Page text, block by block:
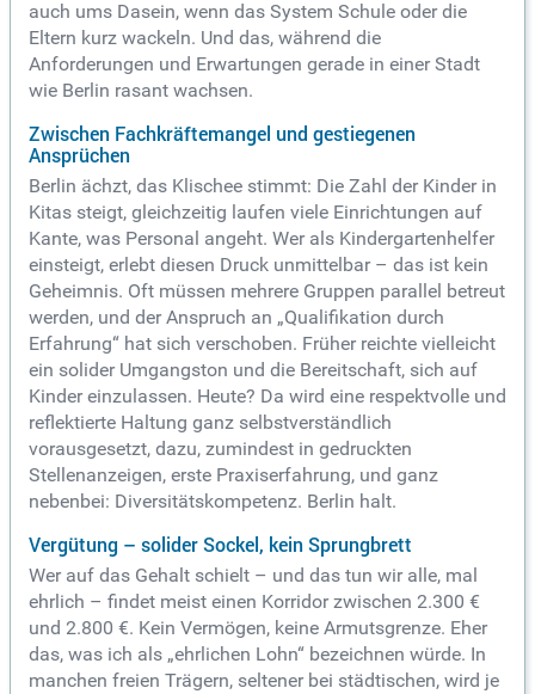
auch ums Dasein, wenn das System Schule oder die
Eltern kurz wackeln. Und das, während die
Anforderungen und Erwartungen gerade in einer Stadt
wie Berlin rasant wachsen.
Zwischen Fachkräftemangel und gestiegenen
Ansprüchen
Berlin ächzt, das Klischee stimmt: Die Zahl der Kinder in
Kitas steigt, gleichzeitig laufen viele Einrichtungen auf
Kante, was Personal angeht. Wer als Kindergartenhelfer
einsteigt, erlebt diesen Druck unmittelbar – das ist kein
Geheimnis. Oft müssen mehrere Gruppen parallel betreut
werden, und der Anspruch an „Qualifikation durch
Erfahrung“ hat sich verschoben. Früher reichte vielleicht
ein solider Umgangston und die Bereitschaft, sich auf
Kinder einzulassen. Heute? Da wird eine respektvolle und
reflektierte Haltung ganz selbstverständlich
vorausgesetzt, dazu, zumindest in gedruckten
Stellenanzeigen, erste Praxiserfahrung, und ganz
nebenbei: Diversitätskompetenz. Berlin halt.
Vergütung – solider Sockel, kein Sprungbrett
Wer auf das Gehalt schielt – und das tun wir alle, mal
ehrlich – findet meist einen Korridor zwischen 2.300 €
und 2.800 €. Kein Vermögen, keine Armutsgrenze. Eher
das, was ich als „ehrlichen Lohn“ bezeichnen würde. In
manchen freien Trägern, seltener bei städtischen, wird je